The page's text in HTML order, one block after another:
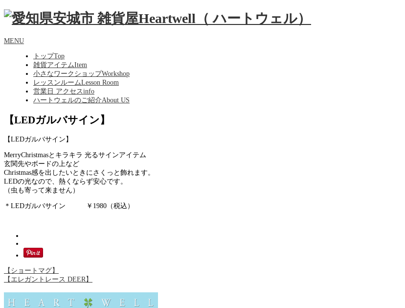
MENU
トップTop
雑貨アイテムItem
小さなワークショップWorkshop
レッスンルームLesson Room
営業日 アクセスinfo
ハートウェルのご紹介About US
【LEDガルバサイン】
【LEDガルバサイン】
MerryChristmasとキラキラ 光るサインアイテム
玄関先やボードの上など
Christmas感を出したいときにさくっと飾れます。
LEDの光なので、熱くならず安心です。
（虫も寄って来ません）
＊LEDガルバサイン ￥1980（税込）
【ショートマグ】
【エレガントレース DEER】